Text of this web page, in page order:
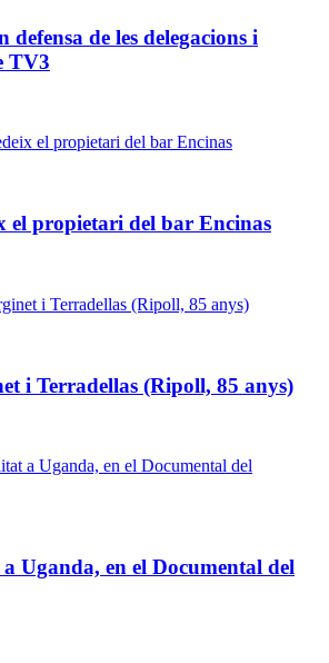
de les delegacions i
TV3
el propietari del bar Encinas
i Terradellas (Ripoll, 85 anys)
Uganda, en el Documental del